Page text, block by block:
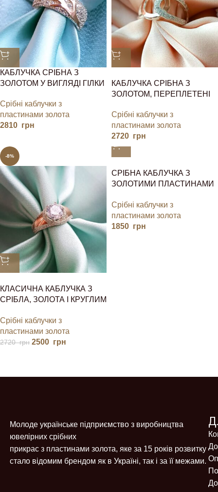
КАБЛУЧКА СРІБНА З
ЗОЛОТОМ У ВИГЛЯДІ ГІЛКИ
Срібні каблучки з
пластинами золота
2810 грн
КАБЛУЧКА СРІБНА З
ЗОЛОТОМ, ПЕРЕПЛЕТЕНІ
Срібні каблучки з
пластинами золота
2720 грн
-8%
КЛАСИЧНА КАБЛУЧКА З
СРІБЛА, ЗОЛОТА І КРУГЛИМ
Срібні каблучки з
пластинами золота
2720грн 2500 грн
СРІБНА КАБЛУЧКА З
ЗОЛОТИМИ ПЛАСТИНАМИ
Срібні каблучки з
пластинами золота
1850 грн
Молоде українське підприємство з виробництва
ювелірних срібних
прикрас з пластинами золота, яке за 15 років розвитку
стало відомим брендом як в Україні, так і за її межами.